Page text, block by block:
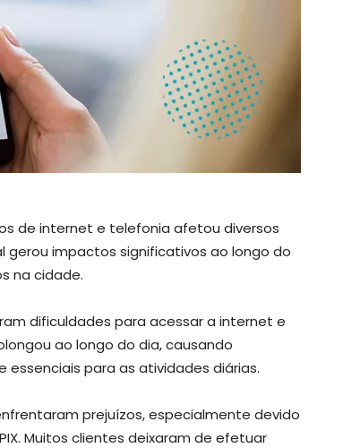
de internet e telefonia afetou diversos
gerou impactos significativos ao longo do
na cidade.
dificuldades para acessar a internet e
ao longo do dia, causando
essenciais para as atividades diárias.
prejuízos, especialmente devido
Muitos clientes deixaram de efetuar